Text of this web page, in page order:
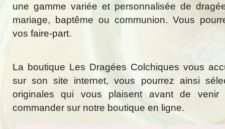
une gamme variée et personnalisée de
mariage, baptême ou communion. Vous
vos faire-part.
La boutique Les Dragées Colchiques vous
sur son site internet, vous pourrez ainsi
originales qui vous plaisent avant de
commander sur notre boutique en ligne.